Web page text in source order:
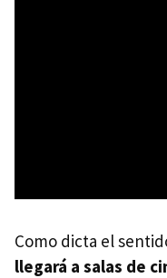
Como dicta el
llegará a salas de